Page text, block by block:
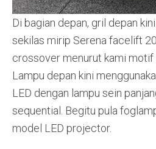
Di bagian depan, gril depan
sekilas mirip Serena facelift
crossover menurut kami motif
Lampu depan kini
LED dengan lampu sein
sequential. Begitu pula
model LED projector.